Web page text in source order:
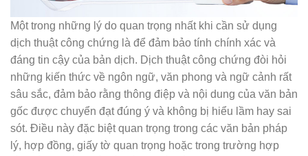
Một trong những lý do quan trọng nhất khi cần sử dụng
dịch thuật công chứng là để đảm bảo tính chính xác và
đáng tin cậy của bản dịch. Dịch thuật công chứng đòi hỏi
những kiến thức về ngôn ngữ, văn phong và ngữ cảnh rất
sâu sắc, đảm bảo rằng thông điệp và nội dung của văn bản
gốc được chuyển đạt đúng ý và không bị hiểu lầm hay sai
sót. Điều này đặc biệt quan trọng trong các văn bản pháp
lý, hợp đồng, giấy tờ quan trọng hoặc trong trường hợp